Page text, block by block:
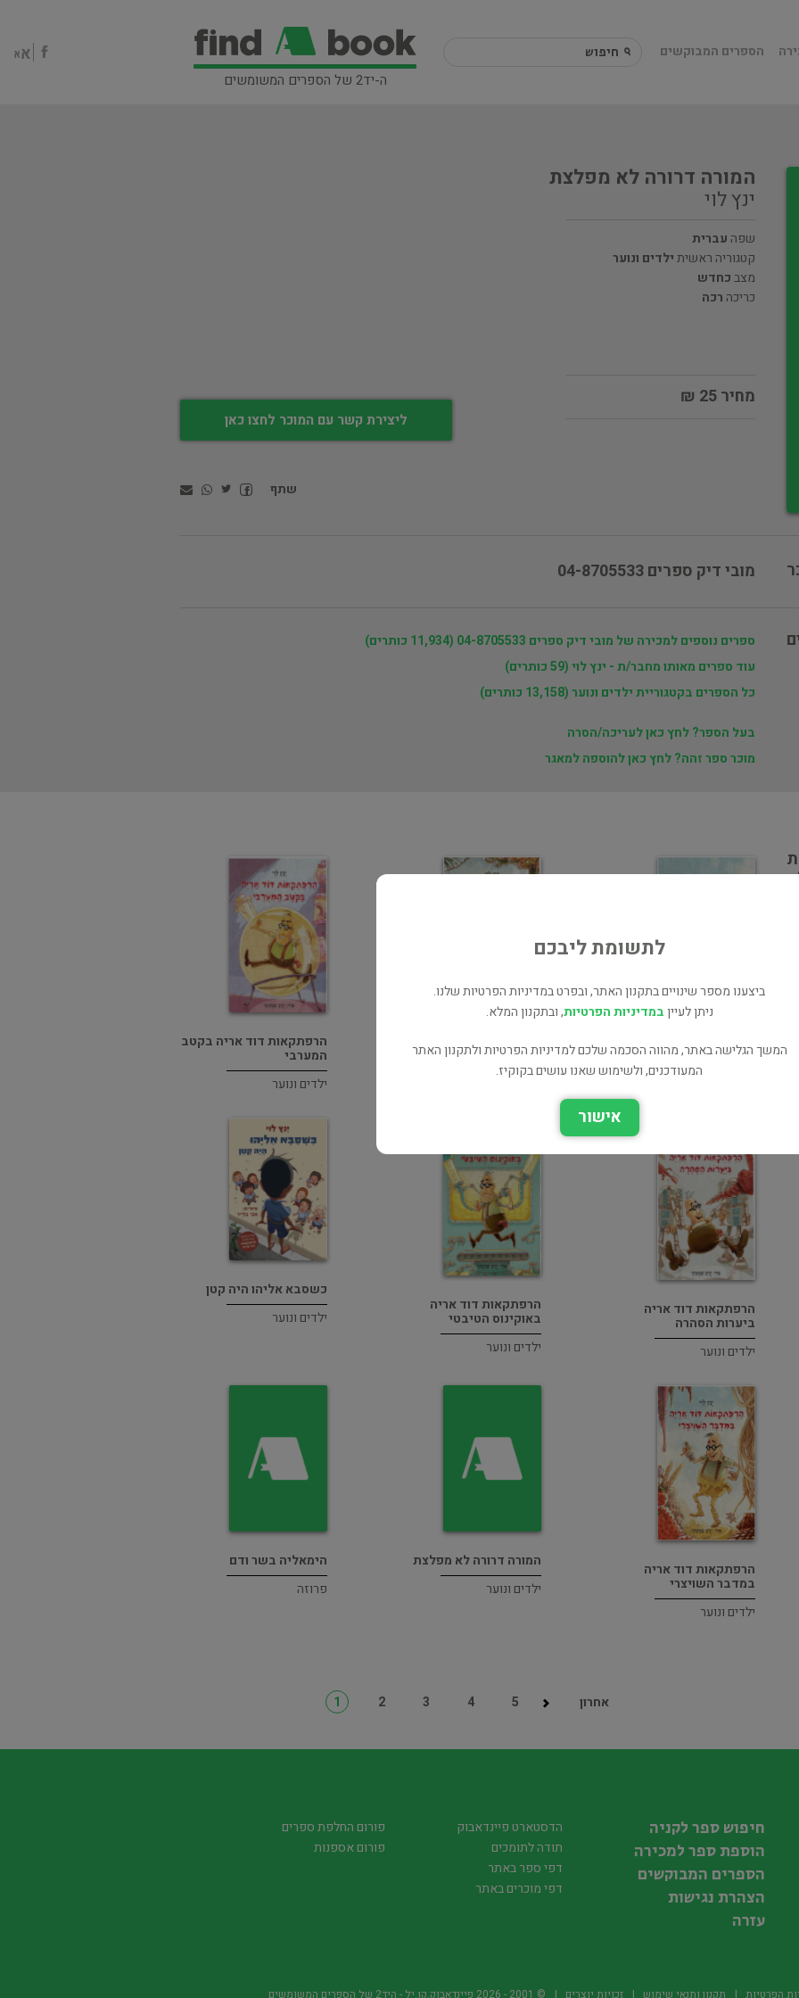
ה-יד2 של הספרים המשומשים
הספרים המבוקשים
המורה דרורה לא מפלצת
ינץ לוי
שפה עברית
קטגוריה ראשיתילדים ונוער
מצבכחדש
כריכה רכה
מחיר 25 ₪
ליצירת קשר עם המוכר לחצו כאן
שתף
מובי דיק ספרים 04-8705533
ספרים נוספים למכירה של מובי דיק ספרים 04-8705533 (11,934 כותרים)
עוד ספרים מאותו מחבר/ת - ינץ לוי (59 כותרים)
כל הספרים בקטגוריית ילדים ונוער (13,158 כותרים)
בעל הספר? לחץ כאן לעריכה/הסרה
מוכר ספר זהה? לחץ כאן להוספה למאגר
הרפתקאות דוד אריה
בערבות רומניה
בג'ונגל הסיבירי
ילדים ונוער
הרפתקאות דוד אריה בקטב
המערבי
ילדים ונוער
הרפתקאות דוד אריה
ביערות הסהרה
ילדים ונוער
הרפתקאות דוד אריה
באוקינוס הטיבטי
ילדים ונוער
כשסבא אליהו היה קטן
ילדים ונוער
הרפתקאות דוד אריה
במדבר השויצרי
ילדים ונוער
המורה דרורה לא מפלצת
ילדים ונוער
הימאליה בשר ודם
פרוזה
1 2 3 4 5 אחרון
לתשומת ליבכם
ביצענו מספר שינויים בתקנון האתר, ובפרט במדיניות הפרטיות שלנו.
ניתן לעייןבמדיניות הפרטיות, ובתקנון המלא.
המשך הגלישה באתר, מהווה הסכמה שלכם למדיניות הפרטיות ולתקנון האתר
המעודכנים, ולשימוש שאנו עושים בקוקיז.
אישור
חיפוש ספר לקניה
הוספת ספר למכירה
הספרים המבוקשים
הצהרת נגישות
עזרה
הדסטארט פיינדאבוק
תודה לתומכים
דפי ספר באתר
דפי מוכרים באתר
פורום החלפת ספרים
פורום אספנות